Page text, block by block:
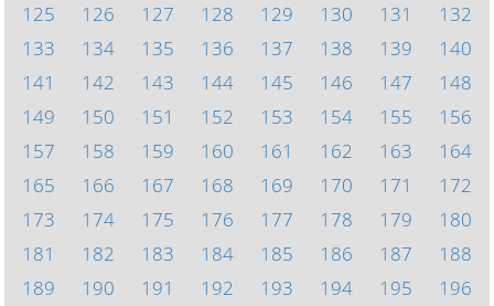
125
126 127 128 129 130 131
132
133
134 135 136 137 138 139
140
141
142 143 144 145 146 147
148
149
150 151 152 153 154 155
156
157
158 159 160 161 162 163
164
165
166 167 168 169 170 171
172
173
174 175 176 177 178 179
180
181
182 183 184 185 186 187
188
189
190 191 192 193 194 195
196